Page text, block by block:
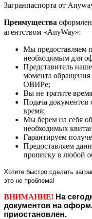
Загранпаспорта от
Преимущества
агентством «AnyWay»:
Мы предоставляем
необходимым для
Представитель
момента
ОВИРе;
Вы не тратите
Подача документов
время;
Мы берем на себя
необходимых
Гарантируем
Предоставляем
прописку в любой
Хотите быстро сделать
это не проблема!
ВНИМАНИЕ! На
документов на
приостановлен.